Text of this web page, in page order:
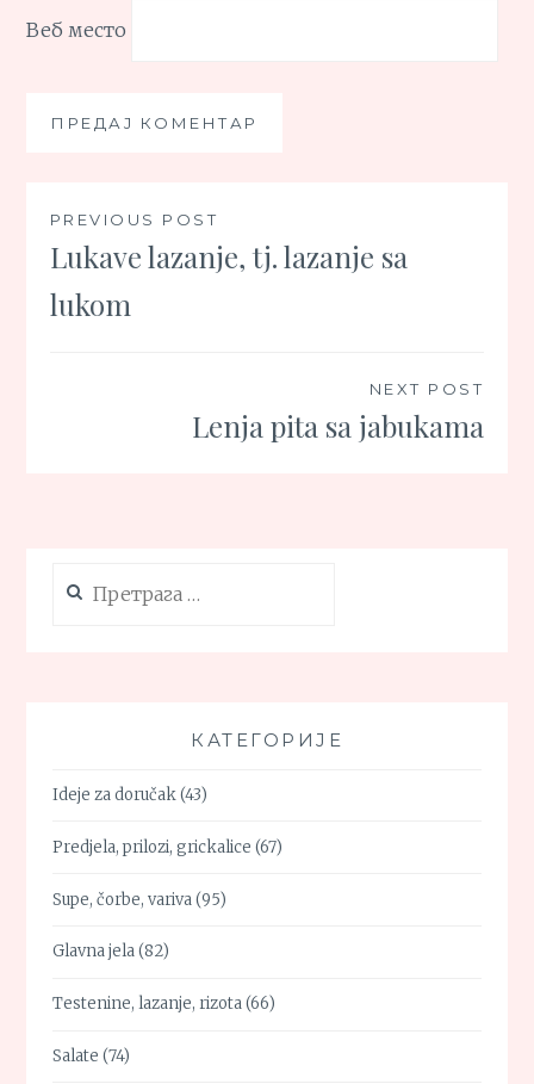
Веб место
Кретање
чланка
PREVIOUS POST
Lukave lazanje, tj. lazanje sa
lukom
NEXT POST
Lenja pita sa jabukama
за:
КАТЕГОРИЈЕ
Ideje za doručak(43)
Predjela, prilozi, grickalice (67)
Supe, čorbe, variva(95)
Glavna jela(82)
Testenine, lazanje, rizota(66)
Salate (74)